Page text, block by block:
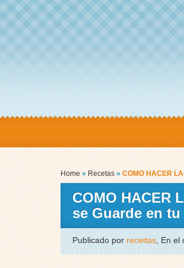
Home » Recetas » COMO HACER
COMO HACER
se Guarde en
Publicado por receitas , En